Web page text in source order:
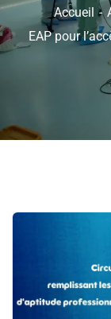
Accueil
EAP pour